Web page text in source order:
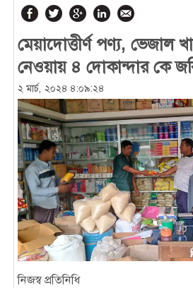
মেয়াদোত্তীর্ণ পণ্য, ভেজাল
নেওয়ায় ৪ দোকান্দার কে
২ মার্চ, ২০২৪ ৪:০৯:২৪
নিজস্ব প্রতিনিধি